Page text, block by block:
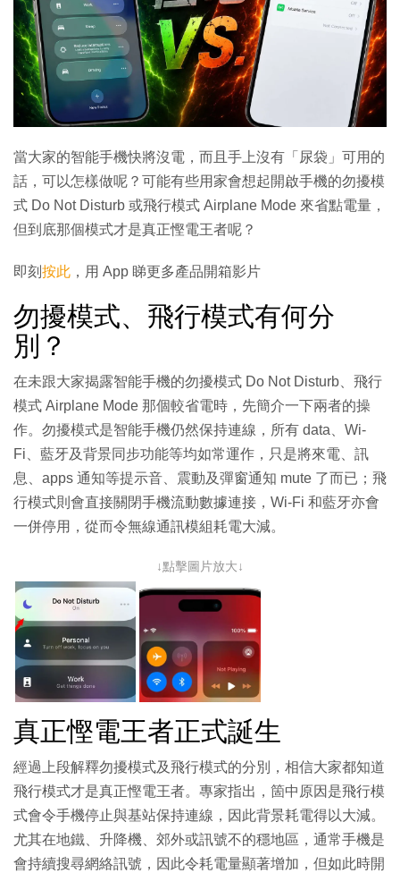
當大家的智能手機快將沒電，而且手上沒有「尿袋」可用的
話，可以怎樣做呢？可能有些用家會想起開啟手機的勿擾模
式 Do Not Disturb 或飛行模式 Airplane Mode 來省點電量，
但到底那個模式才是真正慳電王者呢？
即刻 按此 ，用 App 睇更多產品開箱影片
勿擾模式、飛行模式有何分
別？
在未跟大家揭露智能手機的勿擾模式 Do Not Disturb、飛行
模式 Airplane Mode 那個較省電時，先簡介一下兩者的操
作。勿擾模式是智能手機仍然保持連線，所有 data、Wi-
Fi、藍牙及背景同步功能等均如常運作，只是將來電、訊
息、apps 通知等提示音、震動及彈窗通知 mute 了而已；飛
行模式則會直接關閉手機流動數據連接，Wi-Fi 和藍牙亦會
一併停用，從而令無線通訊模組耗電大減。
↓點擊圖片放大↓
真正慳電王者正式誕生
經過上段解釋勿擾模式及飛行模式的分別，相信大家都知道
飛行模式才是真正慳電王者。專家指出，箇中原因是飛行模
式會令手機停止與基站保持連線，因此背景耗電得以大減。
尤其在地鐵、升降機、郊外或訊號不的穩地區，通常手機是
會持續搜尋網絡訊號，因此令耗電量顯著增加，但如此時開